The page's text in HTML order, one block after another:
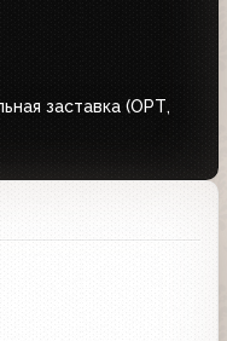
заставка (ОРТ,